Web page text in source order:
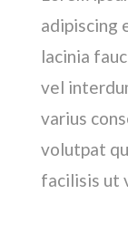
adipiscing
lacinia
vel
varius
volutpat
facilisis ut